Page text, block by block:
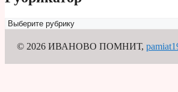
Рубрикатор
© 2026 ИВАНОВО ПОМНИТ,